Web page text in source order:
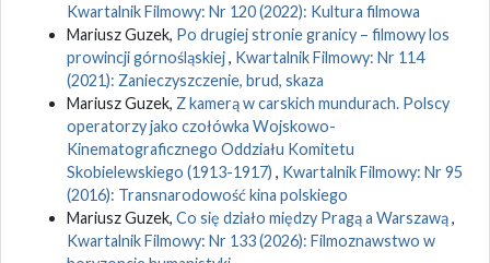
Kwartalnik Filmowy: Nr 120 (2022): Kultura filmowa
Mariusz Guzek, Po drugiej stronie granicy – filmowy los
prowincji górnośląskiej, Kwartalnik Filmowy: Nr 114
(2021): Zanieczyszczenie, brud, skaza
Mariusz Guzek, Z kamerą w carskich mundurach. Polscy
operatorzy jako czołówka Wojskowo-
Kinematograficznego Oddziału Komitetu
Skobielewskiego (1913-1917) , Kwartalnik Filmowy: Nr 95
(2016): Transnarodowość kina polskiego
Mariusz Guzek, Co się działo między Pragą a Warszawą,
Kwartalnik Filmowy: Nr 133 (2026): Filmoznawstwo w